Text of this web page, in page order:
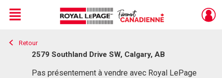
Live
En Direct
Menu
Retour
2579 Southland Drive SW, Calgary, AB
Pas présentement à vendre avec Royal LePage